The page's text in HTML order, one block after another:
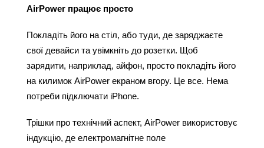
AirPower працює просто
Покладіть його на стіл, або туди, де заряджаєте
свої девайси та увімкніть до розетки. Щоб
зарядити, наприклад, айфон, просто покладіть його
на килимок AirPower екраном вгору. Це все. Нема
потреби підключати iPhone.
Трішки про технічний аспект, AirPower використовує
індукцію, де електромагнітне поле